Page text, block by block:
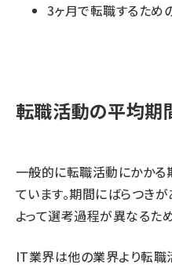
3ヶ月で転職するため
転職活動の平均期
一般的に転職活動にかか
ています。期間にばらつき
よって選考過程が異なるため
IT業界は他の業界より転職